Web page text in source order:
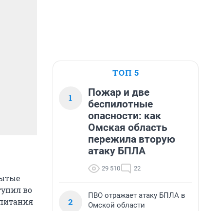
во
ТОП 5
1
Пожар и две
беспилотные
опасности: как
Омская область
пережила вторую
атаку БПЛА
29 510 22
2
ПВО отражает атаку БПЛА в
Омской области